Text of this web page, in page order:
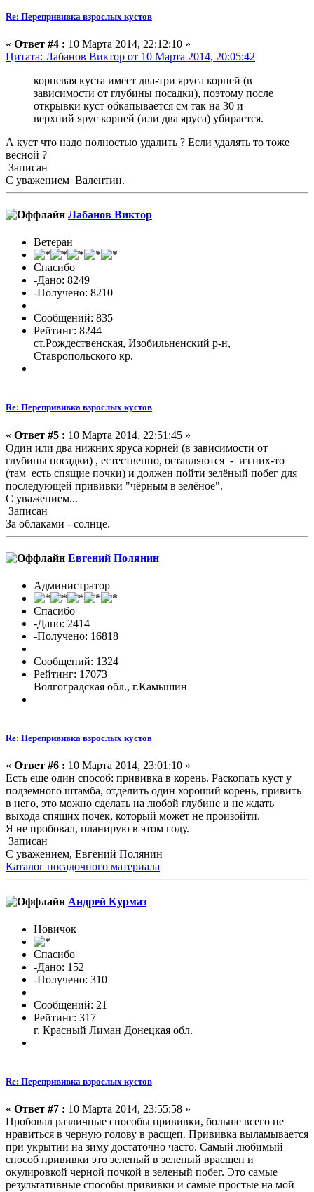
Re: Перепрививка взрослых кустов
« Ответ #4 : 10 Марта 2014, 22:12:10 »
Цитата: Лабанов Виктор от 10 Марта 2014, 20:05:42
корневая куста имеет два-три яруса корней (в
зависимости от глубины посадки), поэтому после
открывки куст обкапывается см так на 30 и
верхний ярус корней (или два яруса) убирается.
А куст что надо полностью удалить ? Если удалять то тоже
весной ?
Записан
С уважением Валентин.
Лабанов Виктор
Ветеран
Спасибо
-Дано: 8249
-Получено: 8210
Сообщений: 835
Рейтинг: 8244
ст.Рождественская, Изобильненский р-н,
Ставропольского кр.
Re: Перепрививка взрослых кустов
« Ответ #5 : 10 Марта 2014, 22:51:45 »
Один или два нижних яруса корней (в зависимости от
глубины посадки) , естественно, оставляются - из них-то
(там есть спящие почки) и должен пойти зелёный побег для
последующей прививки "чёрным в зелёное".
С уважением...
Записан
За облаками - солнце.
Евгений Полянин
Администратор
Спасибо
-Дано: 2414
-Получено: 16818
Сообщений: 1324
Рейтинг: 17073
Волгоградская обл., г.Камышин
Re: Перепрививка взрослых кустов
« Ответ #6 : 10 Марта 2014, 23:01:10 »
Есть еще один способ: прививка в корень. Раскопать куст у
подземного штамба, отделить один хороший корень, привить
в него, это можно сделать на любой глубине и не ждать
выхода спящих почек, который может не произойти.
Я не пробовал, планирую в этом году.
Записан
С уважением, Евгений Полянин
Каталог посадочного материала
Андрей Курмаз
Новичок
Спасибо
-Дано: 152
-Получено: 310
Сообщений: 21
Рейтинг: 317
г. Красный Лиман Донецкая обл.
Re: Перепрививка взрослых кустов
« Ответ #7 : 10 Марта 2014, 23:55:58 »
Пробовал различные способы прививки, больше всего не
нравиться в черную голову в расщеп. Прививка выламывается
при укрытии на зиму достаточно часто. Самый любимый
способ прививки это зеленый в зеленый врасщеп и
окулировкой черной почкой в зеленый побег. Это самые
результативные способы прививки и самые простые на мой